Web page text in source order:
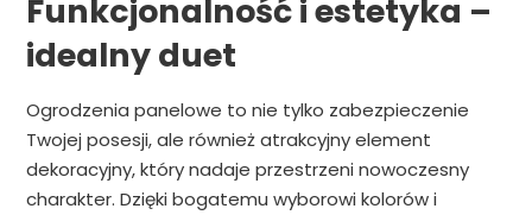
Funkcjonalność i estetyka –
idealny duet
Ogrodzenia panelowe to nie tylko zabezpieczenie
Twojej posesji, ale również atrakcyjny element
dekoracyjny, który nadaje przestrzeni nowoczesny
charakter. Dzięki bogatemu wyborowi kolorów i